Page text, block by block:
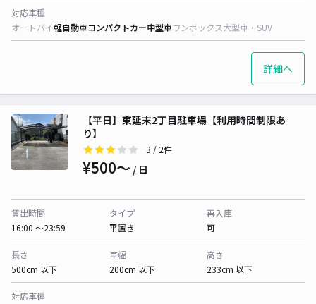
対応車種
オートバイ軽自動車コンパクトカー中型車ワンボックス大型車・SUV
詳細へ
【平日】東延末2丁目駐車場【利用時間制限あ
り】
3 / 2件
¥500〜 / 日
貸出時間
16:00 〜23:59
タイプ
平置き
再入庫
可
長さ
500cm 以下
車幅
200cm 以下
高さ
233cm 以下
対応車種